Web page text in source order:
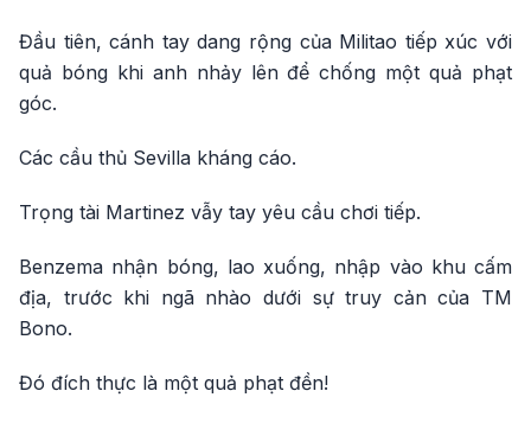
Đầu tiên, cánh tay dang rộng của Militao tiếp xúc với
quả bóng khi anh nhảy lên để chống một quả phạt
góc.
Các cầu thủ Sevilla kháng cáo.
Trọng tài Martinez vẫy tay yêu cầu chơi tiếp.
Benzema nhận bóng, lao xuống, nhập vào khu cấm
địa, trước khi ngã nhào dưới sự truy cản của TM
Bono.
Đó đích thực là một quả phạt đền!